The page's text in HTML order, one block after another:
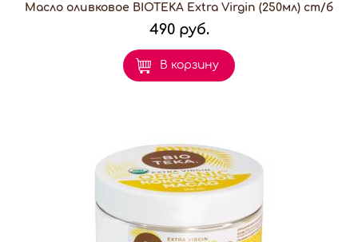
Масло оливковое BIOTEKA Extra Virgin (250мл) ст/б
490 руб.
В корзину